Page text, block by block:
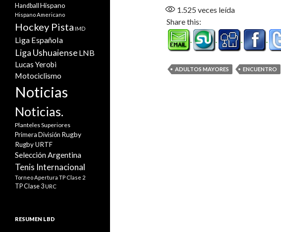
1.525 veces leída
Share this:
ADULTOS MAYORES ENCUENTRO
Handball Hispano
Hispano Americano
Hockey Pista IMD
Liga Española
Liga Ushuaiense LNB
Lucas Yerobi
Motociclismo
Noticias
Noticias.
Planteles Superiores
Primera División Rugby
Rugby URTF
Selección Argentina
Tenis Internacional
Torneo Apertura TP Clase 2
TP Clase 3URC
RESUMEN LBD